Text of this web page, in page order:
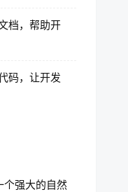
档，帮助开
码，让开发
强大的自然